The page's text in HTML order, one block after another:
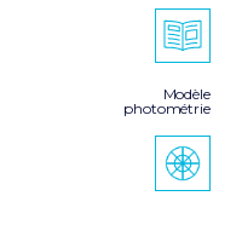
Modèle
photométrie